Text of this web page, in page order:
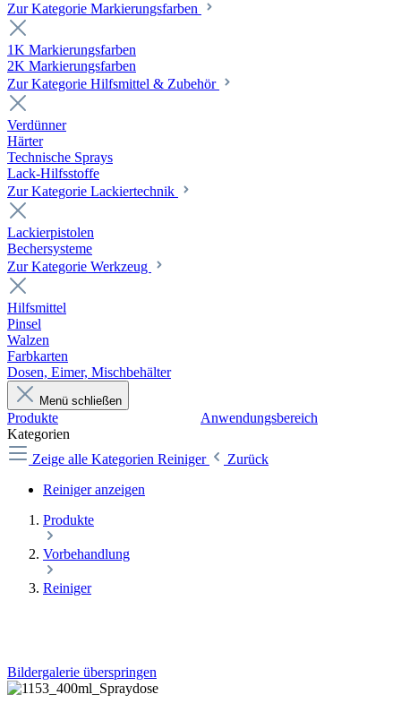
Zur Kategorie Markierungsfarben
1K Markierungsfarben
2K Markierungsfarben
Zur Kategorie Hilfsmittel & Zubehör
Verdünner
Härter
Technische Sprays
Lack-Hilfsstoffe
Zur Kategorie Lackiertechnik
Lackierpistolen
Bechersysteme
Zur Kategorie Werkzeug
Hilfsmittel
Pinsel
Walzen
Farbkarten
Dosen, Eimer, Mischbehälter
Menü schließen
Produkte
Anwendungsbereich
Kategorien
Zeige alle Kategorien Reiniger
Zurück
Reiniger anzeigen
Produkte
Vorbehandlung
Reiniger
Bildergalerie überspringen